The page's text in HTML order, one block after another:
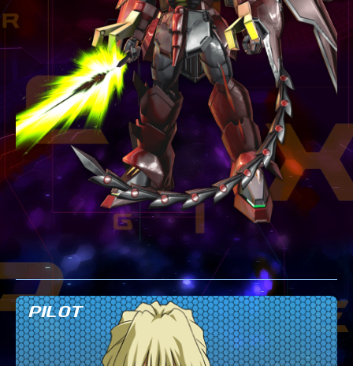
GLOSSARY
用語集
BUTTON PLACEMENT
ゲームパッドボタン配置
TWITTER
ツイッター
YOUTUBE
ユーチューブ
PILOT